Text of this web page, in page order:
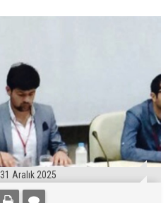
31 Aralık 2025